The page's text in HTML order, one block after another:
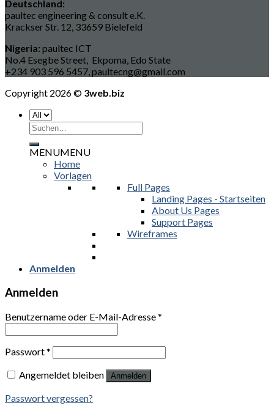
Deutschland:
paultec engineering & consult e.K.
Krackser Str. 12, 33659 Bielefeld
Nigeria: paultec ICT
No.4 Esegbe Street, Ekpoma, Edo State
+234 903 596 5457, paultecng@gmail.com
Copyright 2026 © 3web.biz
Suchen
nach:
MENUMENU
Home
Vorlagen
Full Pages
Landing Pages - Startseiten
About Us Pages
Support Pages
Wireframes
Anmelden
Anmelden
Benutzername oder E-Mail-Adresse*
Passwort*
Angemeldet bleiben
Anmelden
Passwort vergessen?